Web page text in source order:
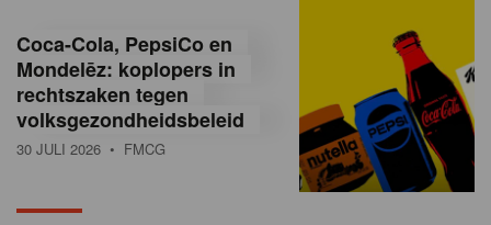
e
a
Coca-Cola, PepsiCo en
Mondelēz: koplopers in
rechtszaken tegen
volksgezondheidsbeleid
30 JULI 2026 • FMCG